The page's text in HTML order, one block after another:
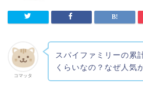
コマッタ
スパイファミリーの累
くらいなの？なぜ人気